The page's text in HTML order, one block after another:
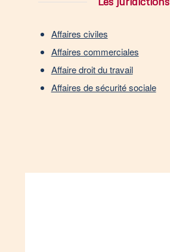
Affaires civiles
Affaires commerciales
Affaire droit du travail
Affaires de sécurité sociale